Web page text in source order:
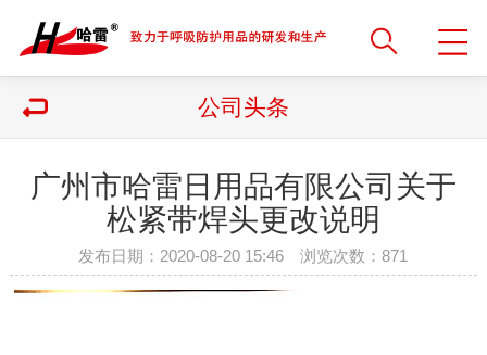
公司头条
广州市哈雷日用品有限公司关于
松紧带焊头更改说明
发布日期：2020-08-20 15:46 浏览次数：871